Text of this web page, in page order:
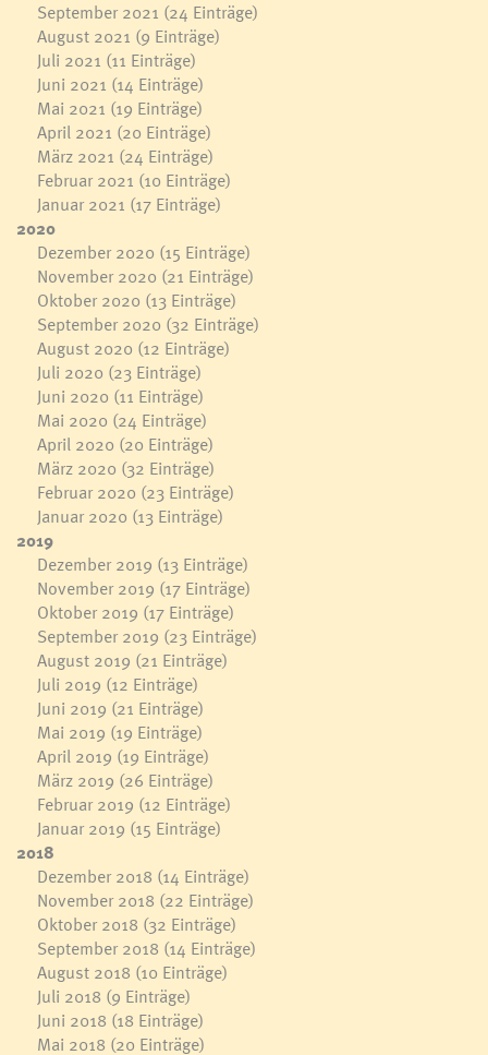
September 2021 (24 Einträge)
August 2021 (9 Einträge)
Juli 2021 (11 Einträge)
Juni 2021 (14 Einträge)
Mai 2021 (19 Einträge)
April 2021 (20 Einträge)
März 2021 (24 Einträge)
Februar 2021 (10 Einträge)
Januar 2021 (17 Einträge)
2020
Dezember 2020 (15 Einträge)
November 2020 (21 Einträge)
Oktober 2020 (13 Einträge)
September 2020 (32 Einträge)
August 2020 (12 Einträge)
Juli 2020 (23 Einträge)
Juni 2020 (11 Einträge)
Mai 2020 (24 Einträge)
April 2020 (20 Einträge)
März 2020 (32 Einträge)
Februar 2020 (23 Einträge)
Januar 2020 (13 Einträge)
2019
Dezember 2019 (13 Einträge)
November 2019 (17 Einträge)
Oktober 2019 (17 Einträge)
September 2019 (23 Einträge)
August 2019 (21 Einträge)
Juli 2019 (12 Einträge)
Juni 2019 (21 Einträge)
Mai 2019 (19 Einträge)
April 2019 (19 Einträge)
März 2019 (26 Einträge)
Februar 2019 (12 Einträge)
Januar 2019 (15 Einträge)
2018
Dezember 2018 (14 Einträge)
November 2018 (22 Einträge)
Oktober 2018 (32 Einträge)
September 2018 (14 Einträge)
August 2018 (10 Einträge)
Juli 2018 (9 Einträge)
Juni 2018 (18 Einträge)
Mai 2018 (20 Einträge)